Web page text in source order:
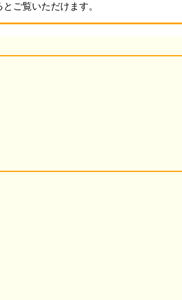
ご覧いただけます。